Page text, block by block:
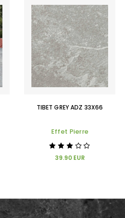
TIBET GREY ADZ 33X66
Effet Pierre
39.90 EUR